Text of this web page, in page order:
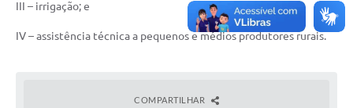
III – irrigação; e
IV – assistência técnica a pequenos e médios produtores rurais.
COMPARTILHAR